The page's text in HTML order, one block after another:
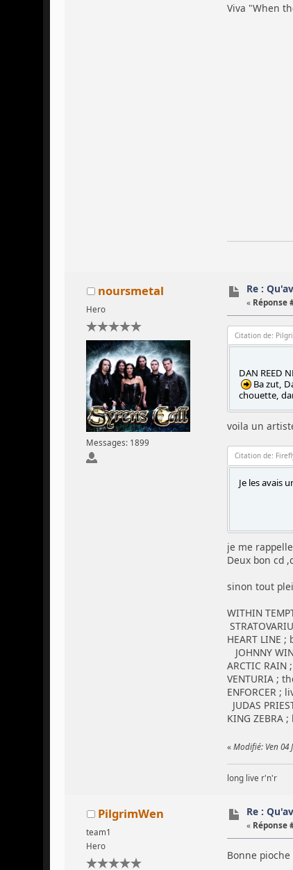
Viva "When
noursmetal
Hero
Messages: 1899
Re :
« Réponse
Citation de:
DAN REED
Ba zut,
chouette,
voila un
Citation de:
Je les avais
je me
Deux bon cd
sinon tout
WITHIN
HEART LINE
JOHNNY
ARCTIC RAIN
VENTURIA ;
ENFORCER ;
JUDAS
KING ZEBRA
« Modifié: Ven 04
long live r'n'r
PilgrimWen
team1
Hero
Re :
« Réponse
Bonne pioche